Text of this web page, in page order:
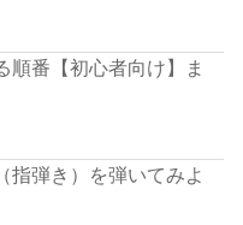
順番【初心者向け】ま
指弾き）を弾いてみよ